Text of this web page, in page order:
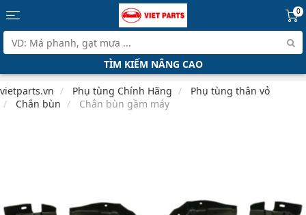
0
TÌM KIẾM NÂNG CAO
vietparts.vn Phụ tùng Chính Hãng
Phụ tùng thân vỏ
Chắn bùn
Chắn bùn gầm máy